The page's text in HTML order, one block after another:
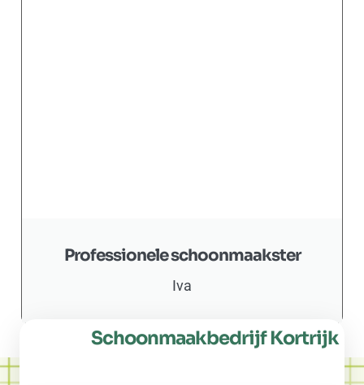
Professionele schoonmaakster
Iva
Schoonmaakbedrijf Kortrijk